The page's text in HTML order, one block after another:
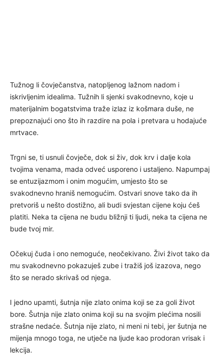
Tužnog li čovječanstva, natopljenog lažnom nadom i
iskrivljenim idealima. Tužnih li sjenki svakodnevno, koje u
materijalnim bogatstvima traže izlaz iz košmara duše, ne
prepoznajući ono što ih razdire na pola i pretvara u hodajuće
mrtvace.
Trgni se, ti usnuli čovječe, dok si živ, dok krv i dalje kola
tvojima venama, mada odveć usporeno i ustaljeno. Napumpaj
se entuzijazmom i onim mogućim, umjesto što se
svakodnevno hraniš nemogućim. Ostvari snove tako da ih
pretvoriš u nešto dostižno, ali budi svjestan cijene koju ćeš
platiti. Neka ta cijena ne budu bližnji ti ljudi, neka ta cijena ne
bude tvoj mir.
Očekuj čuda i ono nemoguće, neočekivano. Živi život tako da
mu svakodnevno pokazuješ zube i tražiš još izazova, nego
što se nerado skrivaš od njega.
I jedno upamti, šutnja nije zlato onima koji se za goli život
bore. Šutnja nije zlato onima koji su na svojim plećima nosili
strašne nedaće. Šutnja nije zlato, ni meni ni tebi, jer šutnja ne
mijenja mnogo toga, ne utječe na ljude kao prodoran vrisak i
lekcija.